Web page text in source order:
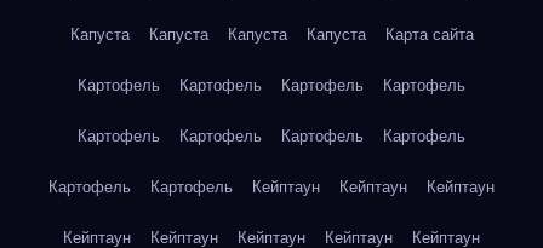
Капуста Капуста Капуста Капуста Карта сайта
Картофель Картофель Картофель Картофель
Картофель Картофель Картофель Картофель
Картофель Картофель Кейптаун Кейптаун Кейптаун
Кейптаун Кейптаун Кейптаун Кейптаун Кейптаун